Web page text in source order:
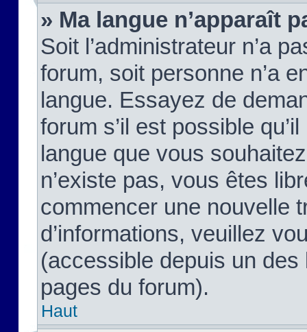
» Ma langue n’apparaît
Soit l’administrateur n’a
forum, soit personne n’a
langue. Essayez de
forum s’il est possible
langue que vous
n’existe pas, vous êtes
commencer une nouvelle
d’informations, veuillez
(accessible depuis un
pages du forum).
Haut